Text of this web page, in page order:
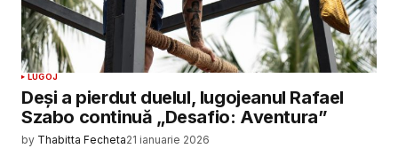
LUGOJ
Deși a pierdut duelul, lugojeanul Rafael
Szabo continuă „Desafio: Aventura”
by Thabitta Fecheta21 ianuarie 2026